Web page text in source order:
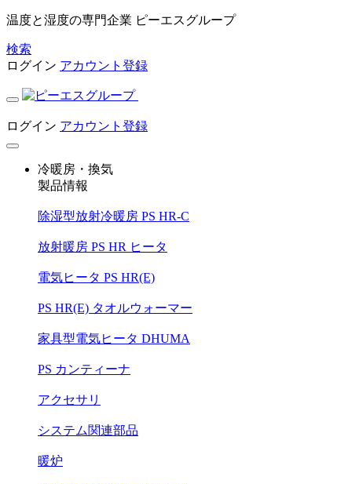
温度と湿度の専門企業 ピーエスグループ
検索
ログイン アカウント登録
ログイン アカウント登録
冷暖房・換気
製品情報
除湿型放射冷暖房 PS HR-C
放射暖房 PS HR ヒータ
電気ヒータ PS HR(E)
PS HR(E) タオルウォーマー
家具型電気ヒータ DHUMA
PS カンティーナ
アクセサリ
システム関連部品
暖炉